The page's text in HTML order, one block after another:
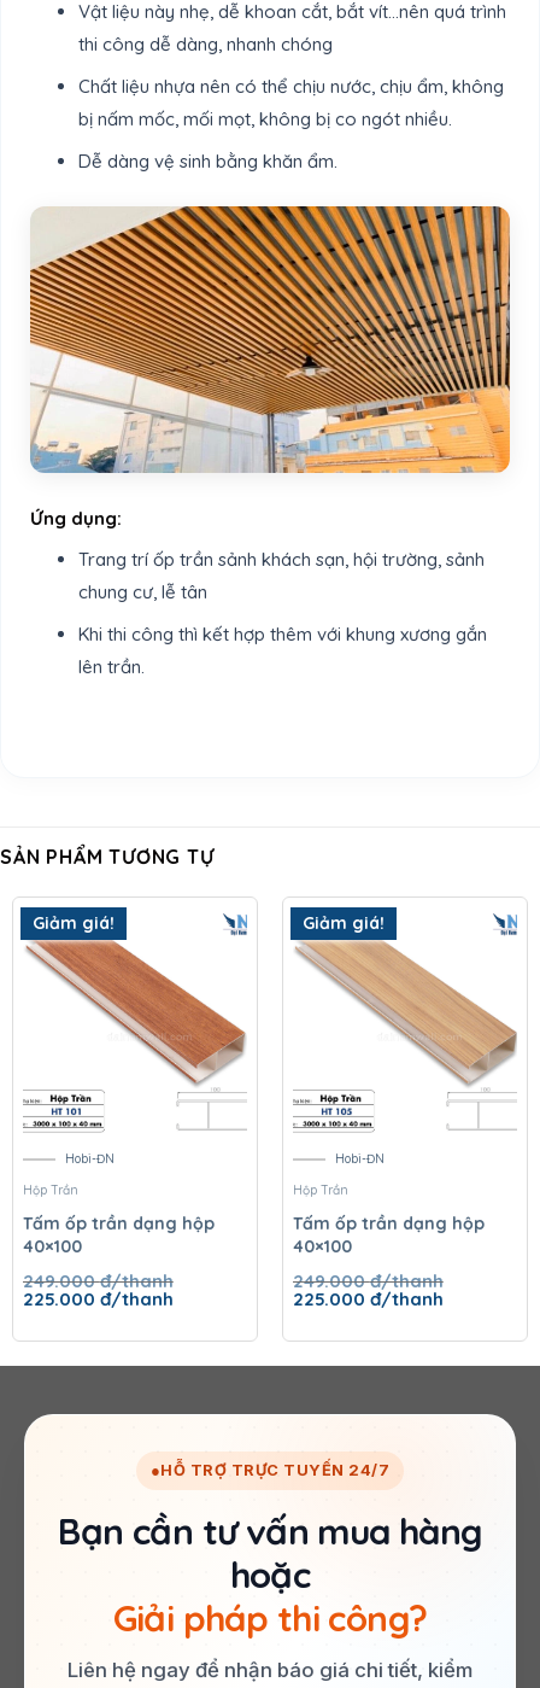
Vật liệu này nhẹ, dễ khoan cắt, bắt vít…nên quá trình
thi công dễ dàng, nhanh chóng
Chất liệu nhựa nên có thể chịu nước, chịu ẩm, không
bị nấm mốc, mối mọt, không bị co ngót nhiều.
Dễ dàng vệ sinh bằng khăn ẩm.
Ứng dụng:
Trang trí ốp trần sảnh khách sạn, hội trường, sảnh
chung cư, lễ tân
Khi thi công thì kết hợp thêm với khung xương gắn
lên trần.
SẢN PHẨM TƯƠNG TỰ
Giảm giá!
Hobi-ĐN
Hộp Trần
Tấm ốp trần dạng hộp
40×100
249.000đ/thanh
Giá
gốc
249.000 đ/thanh.
225.000 đ/thanhGiá
hiện
là:
Giảm giá!
Hobi-ĐN
Hộp Trần
Tấm ốp trần dạng hộp
40×100
249.000đ/thanh
Giá
gốc
249.000 đ/thanh.
225.000 đ/thanhGiá
hiện
là:
●HỖ TRỢ TRỰC TUYẾN 24/7
Bạn cần tư vấn mua hàng
hoặc
Giải pháp thi công?
Liên hệ ngay để nhận báo giá chi tiết, kiểm